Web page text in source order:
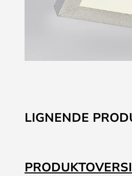
til
begynnelsen
LIGNENDE